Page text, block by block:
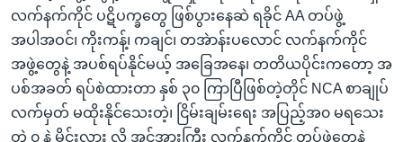
လက်နက်ကိုင် ပဋိပက္ခတွေ ဖြစ်ပွားနေဆဲ ရခိုင် AA တပ်ဖွဲ့
အပါအဝင်၊ ကိုးကန့်၊ ကချင်၊ တအဲာန်းပလောင် လက်နက်ကိုင်
အဖွဲ့တွေနဲ့ အပစ်ရပ်နိုင်မယ့် အခြေအနေ၊ တတိယပိုင်းကတော့ အ
ပစ်အခတ် ရပ်စဲထားတာ နှစ် ၃၀ ကြာပြီဖြစ်တဲ့တိုင် NCA စာချုပ်
လက်မှတ် မထိုးနိုင်သေးတဲ့၊ ငြိမ်းချမ်းရေး အပြည့်အ၀ မရသေး
တဲ့ ၀ နဲ့ မိုင်းလား လို အင်အားကြီး လက်နက်ကိုင် တပ်ဖွဲ့တွေနဲ့